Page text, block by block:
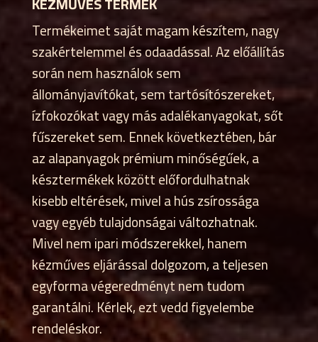
Termékeimet saját magam készítem, nagy
szakértelemmel és odaadással. Az előállítás
során nem használok sem
állományjavítókat, sem tartósítószereket,
ízfokozókat vagy más adalékanyagokat, sőt
fűszereket sem. Ennek következtében, bár
az alapanyagok prémium minőségűek, a
késztermékek között előfordulhatnak
kisebb eltérések, mivel a hús zsírossága
vagy egyéb tulajdonságai változhatnak.
Mivel nem ipari módszerekkel, hanem
kézműves eljárással dolgozom, a teljesen
egyforma végeredményt nem tudom
garantálni. Kérlek, ezt vedd figyelembe
rendeléskor.